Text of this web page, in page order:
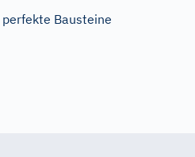
Bausteine